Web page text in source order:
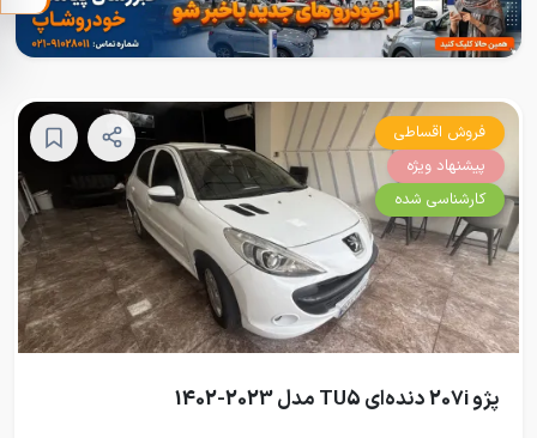
فروش اقساطی
پیشنهاد ویژه
کارشناسی شده
پژو 207i دنده‌ای TU5 مدل 2023-1402